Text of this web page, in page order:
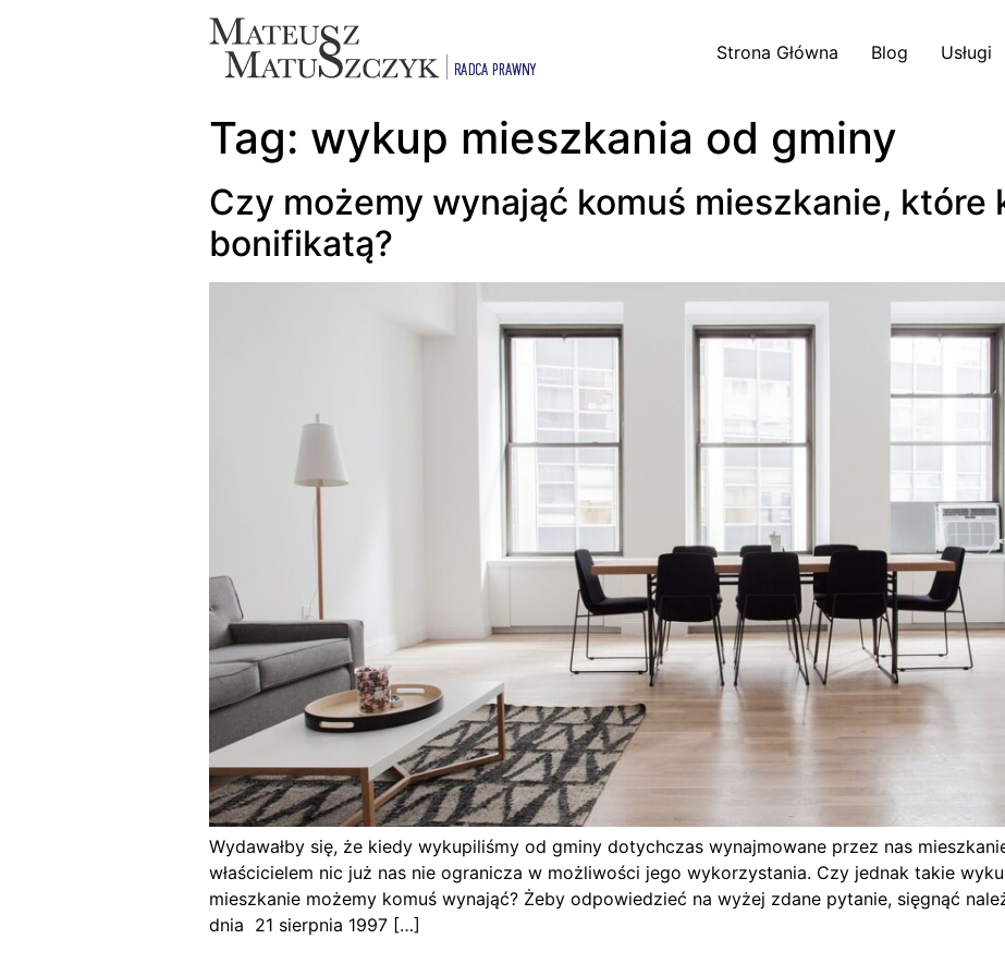
Strona Główna Blog Usługi
Tag: wykup mieszkania od gminy
Czy możemy wynająć komuś mieszkanie, które
bonifikatą?
Wydawałby się, że kiedy wykupiliśmy od gminy dotychczas wynajmowane przez nas
właścicielem nic już nas nie ogranicza w możliwości jego wykorzystania. Czy jednak takie
mieszkanie możemy komuś wynająć? Żeby odpowiedzieć na wyżej zdane pytanie, sięgnąć
dnia 21 sierpnia 1997 […]